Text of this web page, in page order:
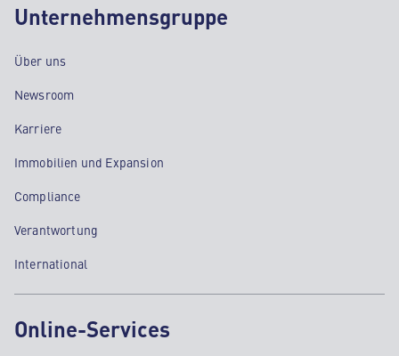
Unternehmensgruppe
Über uns
Newsroom
Karriere
Immobilien und Expansion
Compliance
Verantwortung
International
Online-Services